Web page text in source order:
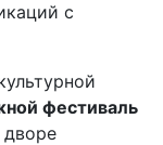
с
фестиваль
дворе